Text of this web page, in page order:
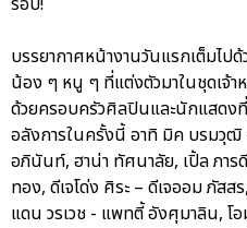
บรรยากาศหน้างานวันแรกเต็มไ
น้อง ๆ หนู ๆ ที่แต่งตัวมาในชุดเจ้
ด้วยครอบครัวศิลปินและนักแสดง
อลังการในครั้งนี้ อาทิ มิค บรมวุฒิ
อภินันท์, ฮาน่า ทัศนาลัย, เปิ้ล ภา
ทอง, ดีเจโด่ง ศิระ – ดีเจออม ภัส
แดน วรเวช - แพทตี้ อังศุมาลิน, โ